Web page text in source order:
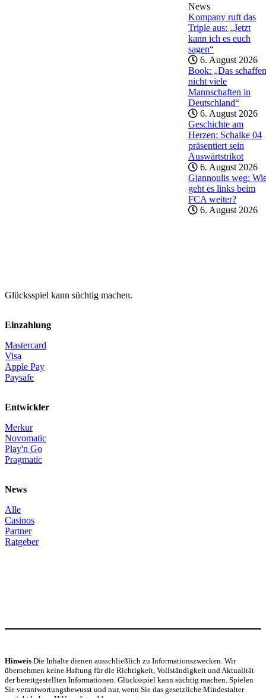
News
Kompany ruft das
Triple aus: „Jetzt
kann ich es euch
sagen“
6. August 2026
Book: „Das schaffen
nicht viele
Mannschaften in
Deutschland“
6. August 2026
Geschichte am
Herzen: Schalke 04
präsentiert sein
Auswärtstrikot
6. August 2026
Giannoulis weg:
geht es links beim
FCA weiter?
6. August 2026
Glücksspiel kann süchtig machen.
Einzahlung
Mastercard
Visa
Apple Pay
Paysafe
Entwickler
Merkur
Novomatic
Play'n Go
Pragmatic
News
Alle
Casinos
Partner
Ratgeber
Hinweis Die Inhalte dienen ausschließlich zu Informationszwecken. Wir
übernehmen keine Haftung für die Richtigkeit, Vollständigkeit und Aktualität
der bereitgestellten Informationen. Glücksspiel kann süchtig machen. Spielen
Sie verantwortungsbewusst und nur, wenn Sie das gesetzliche Mindestalter